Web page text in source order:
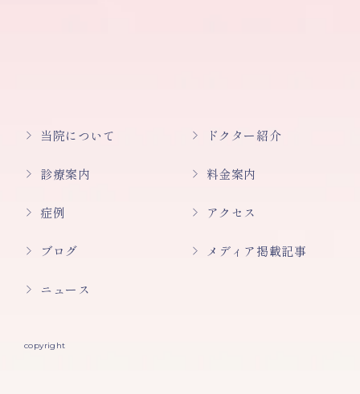
当院について ドクター紹介
診療案内 料金案内
症例 アクセス
ブログ メディア掲載記事
ニュース
copyright